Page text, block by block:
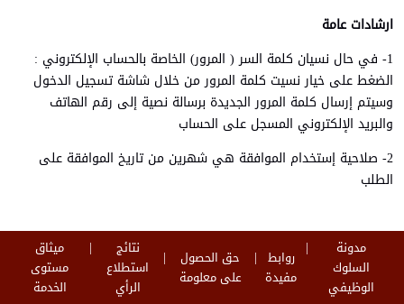
ارشادات عامة
1- في حال نسيان كلمة السر ( المرور) الخاصة بالحساب الإلكتروني :
الضغط على خيار نسيت كلمة المرور من خلال شاشة تسجيل الدخول
وسيتم إرسال كلمة المرور الجديدة برسالة نصية إلى رقم الهاتف
والبريد الإلكتروني المسجل على الحساب
2- صلاحية إستخدام الموافقة هي شهرين من تاريخ الموافقة على
الطلب
مدونة
السلوك
الوظيفي
روابط
مفيدة
حق الحصول
على معلومة
نتائج
استطلاع
الرأي
ميثاق
مستوى
الخدمة